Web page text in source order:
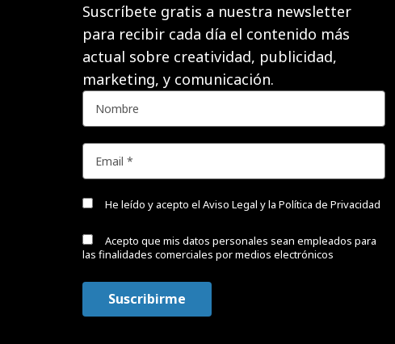
Suscríbete gratis a nuestra newsletter
para recibir cada día el contenido más
actual sobre creatividad, publicidad,
marketing, y comunicación.
He leído y acepto el Aviso Legal y la Política de Privacidad
Acepto que mis datos personales sean empleados para
las finalidades comerciales por medios electrónicos